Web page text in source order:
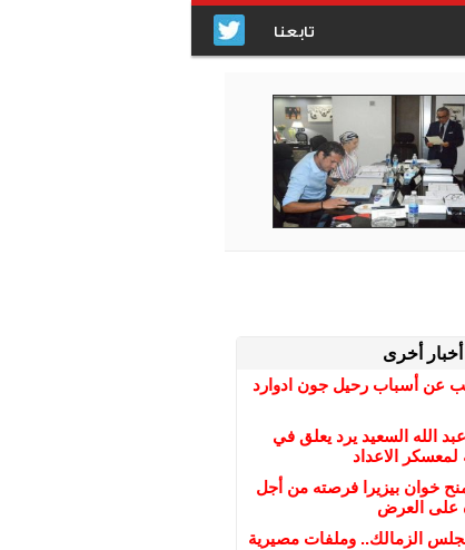
تابعنا
أخبار أخرى
عن أسباب رحيل جون ادوارد
الله السعيد يرد يعلق في
الاعداد
خوان بيزيرا فرصته من أجل
على العرض
الزمالك.. وملفات مصيرية